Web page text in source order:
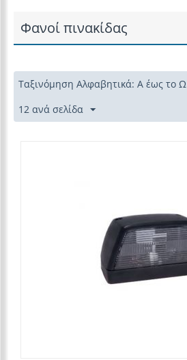
Φανοί πινακίδας
Ταξινόμηση Αλφαβητικά: Α έως το Ω
12 ανά σελίδα